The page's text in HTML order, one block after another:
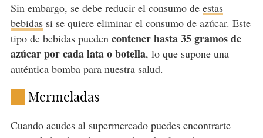
Sin embargo, se debe reducir el consumo de estas
bebidassi se quiere eliminar el consumo de azúcar. Este
tipo de bebidas puedencontener hasta 35 gramos de
azúcar por cada lata o botella, lo que supone una
auténtica bomba para nuestra salud.
+ Mermeladas
Cuando acudes al supermercado puedes encontrarte